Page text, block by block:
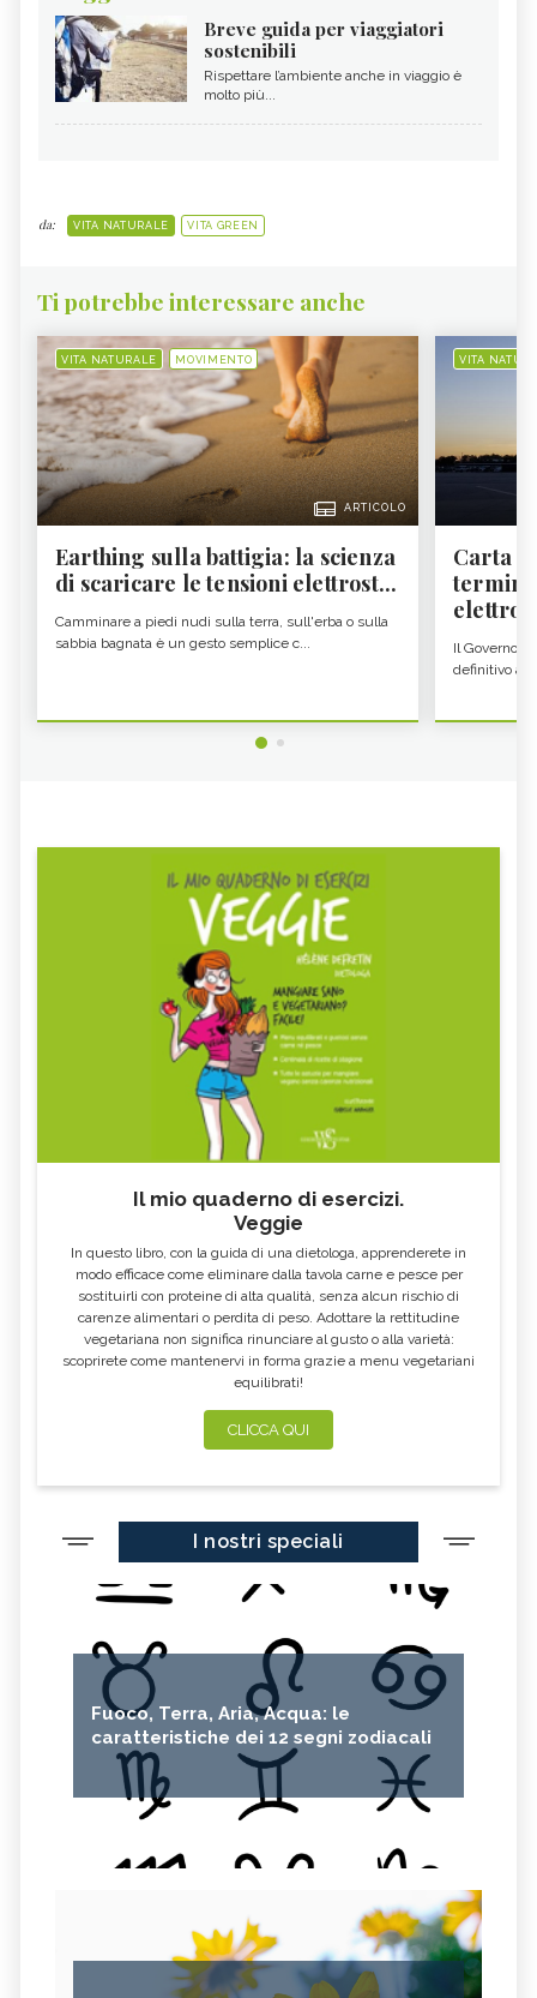
Breve guida per viaggiatori
sostenibili
Rispettare l’ambiente anche in viaggio è
molto più...
da: VITA NATURALE VITA GREEN
Ti potrebbe interessare anche
VITA NATURALE MOVIMENTO
ARTICOLO
Earthing sulla battigia: la scienza
di scaricare le tensioni elettrost...
Camminare a piedi nudi sulla terra, sull'erba o sulla
sabbia bagnata è un gesto semplice c...
VITA
Carta
Il Governo
definitivo
Il mio quaderno di esercizi.
Veggie
In questo libro, con la guida di una dietologa, apprenderete in
modo efficace come eliminare dalla tavola carne e pesce per
sostituirli con proteine di alta qualità, senza alcun rischio di
carenze alimentari o perdita di peso. Adottare la rettitudine
vegetariana non significa rinunciare al gusto o alla varietà:
scoprirete come mantenervi in forma grazie a menu vegetariani
equilibrati!
CLICCA QUI
I nostri speciali
Fuoco, Terra, Aria, Acqua: le
caratteristiche dei 12 segni zodiacali